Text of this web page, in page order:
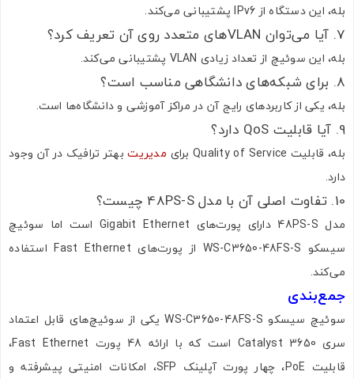
بله، این دستگاه از IPv6 پشتیبانی می‌کند.
7. آیا می‌توان VLANهای متعدد روی آن تعریف کرد؟
بله، این سوئیچ از تعداد زیادی VLAN پشتیبانی می‌کند.
8. برای شبکه‌های دانشگاهی مناسب است؟
بله، یکی از کاربردهای رایج آن در مراکز آموزشی و دانشگاه‌ها است.
9. آیا قابلیت QoS دارد؟
بله، قابلیت Quality of Service برای مدیریتبهتر ترافیک در آن وجود
دارد.
10. تفاوت اصلی آن با مدل 48PS-S چیست؟
مدل 48PS-S دارای پورت‌های Gigabit Ethernet است اما سوئیچ
سیسکو WS-C3650-48FS-S از پورت‌های Fast Ethernet استفاده
می‌کند.
جمع‌بندی
سوئیچ سیسکو WS-C3650-48FS-S یکی از سوئیچ‌های قابل اعتماد
سری Catalyst 3650 است که با ارائه 48 پورت Fast Ethernet،
قابلیت PoE، چهار پورت آپلینک SFP، امکانات امنیتی پیشرفته و